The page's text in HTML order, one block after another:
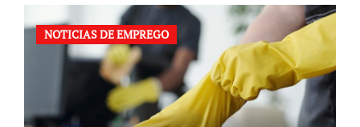
NOTICIAS DE EMPREGO